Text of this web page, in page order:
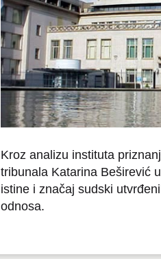
Kroz analizu instituta
tribunala Katarina Beširević
istine i značaj sudski
odnosa.